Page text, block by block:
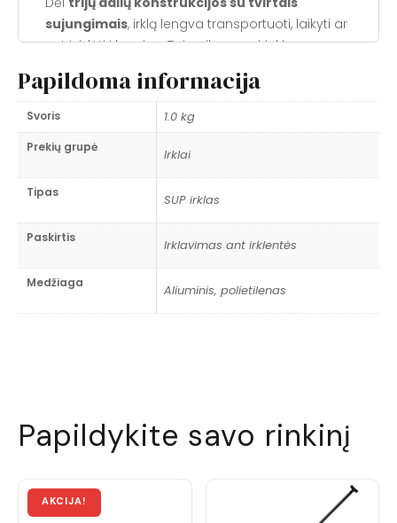
sujungimais, irklą lengva transportuoti, laikyti ar
net įsidėti į kuprinę. Tai puikus pasirinkimas
kompromisų kokybei
Techninės specifikacijos:
Reguliuojamas ilgis:
Irklo mentės išmatavimai:
Dalių skaičius:
Papildoma informacija
Svoris 1.0 kg
Prekių grupė Irklai
Tipas SUP irklas
Paskirtis Irklavimas ant irklentės
Medžiaga Aliuminis, polietilenas
Papildykite savo rinkinį